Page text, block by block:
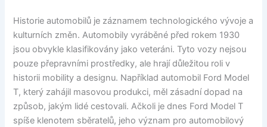
Historie automobilů je záznamem technologického vývoje a
kulturních změn. Automobily vyráběné před rokem 1930
jsou obvykle klasifikovány jako veteráni. Tyto vozy nejsou
pouze přepravními prostředky, ale hrají důležitou roli v
historii mobility a designu. Například automobil Ford Model
T, který zahájil masovou produkci, měl zásadní dopad na
způsob, jakým lidé cestovali. Ačkoli je dnes Ford Model T
spíše klenotem sběratelů, jeho význam pro automobilový